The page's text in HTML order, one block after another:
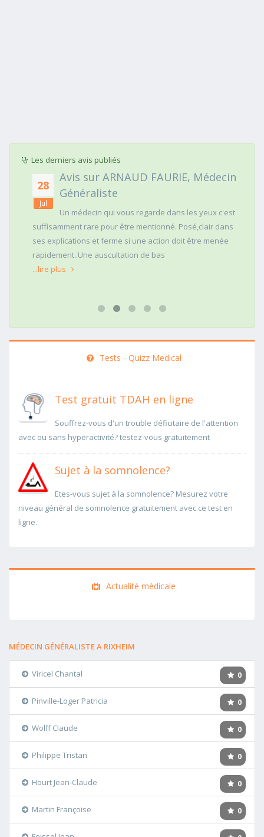
Les derniers avis publiés
28
Jul
Avis sur ARNAUD FAURIE, Médecin
Généraliste
Un médecin qui vous regarde dans les yeux c'est
suffisamment rare pour être mentionné. Posé,clair dans
ses explications et ferme si une action doit être menée
rapidement..Une auscultation de bas
...lire plus
Tests - Quizz Medical
Test gratuit TDAH en ligne
Souffrez-vous d'un trouble déficitaire de l'attention
avec ou sans hyperactivité? testez-vous gratuitement
Sujet à la somnolence?
Etes-vous sujet à la somnolence? Mesurez votre
niveau général de somnolence gratuitement avec ce test en
ligne.
Actualité médicale
MÉDECIN GÉNÉRALISTE A RIXHEIM
0
Viricel Chantal
0
Pinville-Loger Patricia
0
Wolff Claude
0
Philippe Tristan
0
Hourt Jean-Claude
0
Martin Françoise